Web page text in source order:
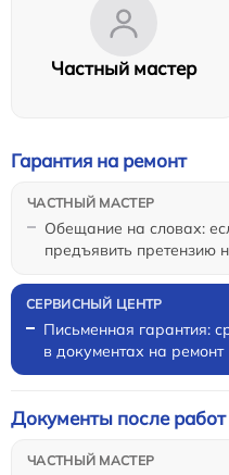
Частный мастер
Обещание на словах:
предъявить претензию
Гарантия на ремонт
Письменная гарантия:
в документах на ремонт
Документы после работ